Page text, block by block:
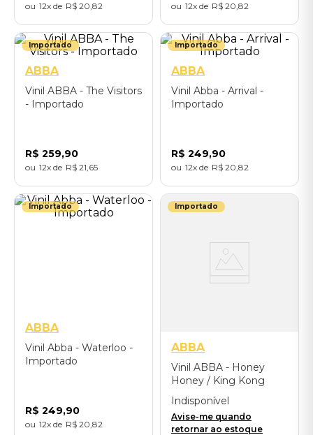
12 R$ 20,82 12 R$ 20,82
Importado
ABBA
Vinil ABBA - The Visitors
- Importado
R$ 259,90
12 R$ 21,65
Importado
ABBA
Vinil Abba - Arrival -
Importado
R$ 249,90
12 R$ 20,82
Importado
ABBA
Vinil Abba - Waterloo -
Importado
R$ 249,90
12 R$ 20,82
Importado
ABBA
Vinil ABBA - Honey
Honey / King Kong
Song (English Version /
Picture Disc 7") -
Importado
Indisponível
Avise-me quando
retornar ao estoque